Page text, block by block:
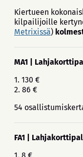
Kiertueen
kilpailijoille
Metrixissä)
MA1 |
1. 130 €
2. 86 €
54
FA1 |